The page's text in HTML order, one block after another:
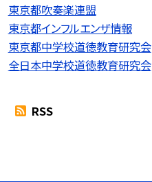
東京都吹奏楽連盟
東京都インフルエンザ情報
東京都中学校道徳教育研究会
全日本中学校道徳教育研究会
RSS